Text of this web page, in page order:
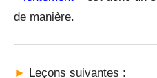
de manière.
► Leçons suivantes :